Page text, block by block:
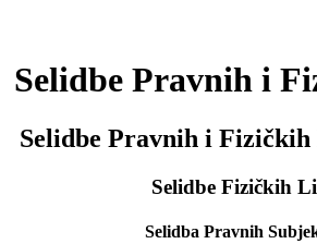
Selidbe Pravnih i
Selidbe Pravnih i Fizičkih
Selidbe Fizičkih
Selidba Pravnih